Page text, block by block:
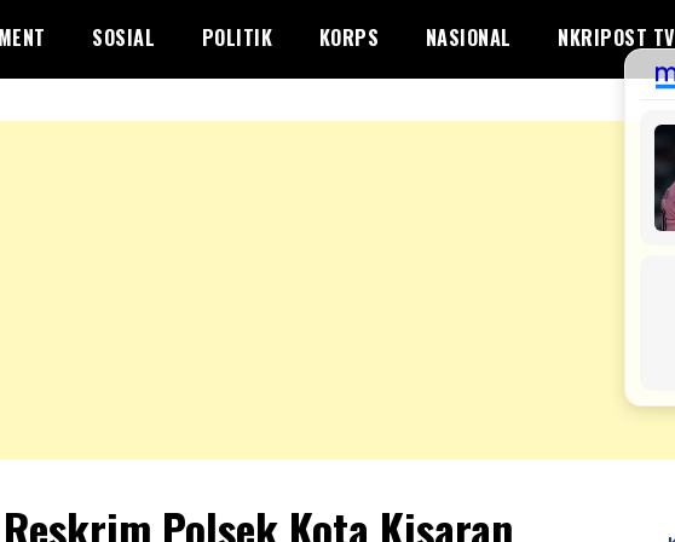
SOSIAL POLITIK KORPS NASIONAL NKRIPOST TV
Polsek Kota Kisaran